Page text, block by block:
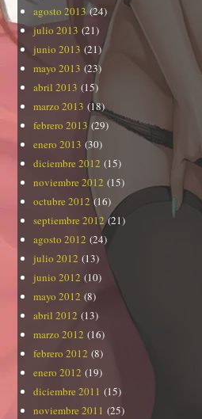
agosto 2013 (24)
julio 2013 (21)
junio 2013 (21)
mayo 2013 (23)
abril 2013 (15)
marzo 2013 (18)
febrero 2013(29)
enero 2013 (30)
diciembre 2012 (15)
noviembre 2012 (15)
octubre 2012(16)
septiembre 2012(21)
agosto 2012 (24)
julio 2012 (13)
junio 2012 (10)
mayo 2012 (8)
abril 2012 (13)
marzo 2012 (16)
febrero 2012 (8)
enero 2012 (19)
diciembre 2011 (15)
noviembre 2011 (25)